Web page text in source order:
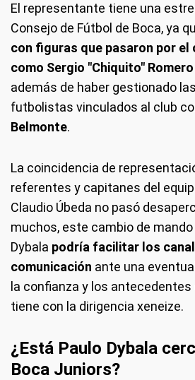
El representante tiene una
Consejo de Fútbol de Boca, ya
con figuras que pasaron por el
como Sergio "Chiquito"
además de haber gestionado
futbolistas vinculados al club
Belmonte.
La coincidencia de
referentes y capitanes del
Claudio Úbeda no pasó
muchos, este cambio de
Dybala podría facilitar los
comunicación ante una
la confianza y los
tiene con la dirigencia xeneize.
¿Está Paulo Dybala
Boca Juniors?